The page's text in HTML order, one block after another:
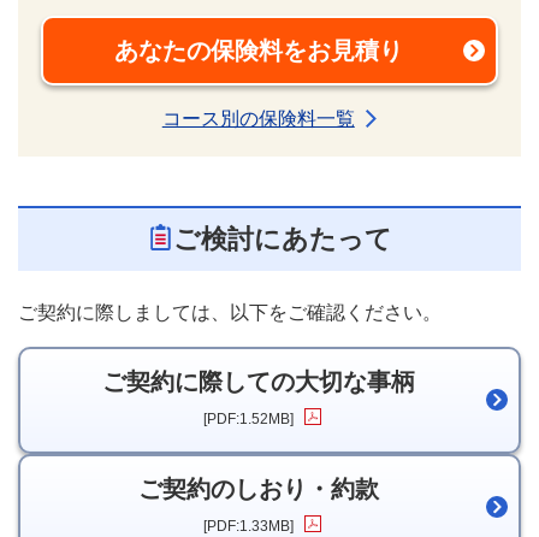
あなたの保険料をお見積り
新規ウィンドウを開きま
コース別の保険料一覧
ご検討にあたって
ご契約に際しましては、以下をご確認ください。
ご契約に際しての大切な事柄
[PDF:1.52MB]新規ウィンドウを開きま
ご契約のしおり・約款
[PDF:1.33MB]新規ウィンドウを開きま